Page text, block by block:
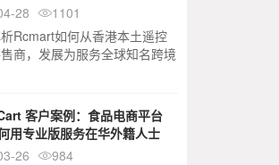
28
1101
Rcmart如何从香港本土遥控
商，发展为服务全球知名跨境
客户案例：食品电商平台
用专业版服务在华外籍人士
26
984